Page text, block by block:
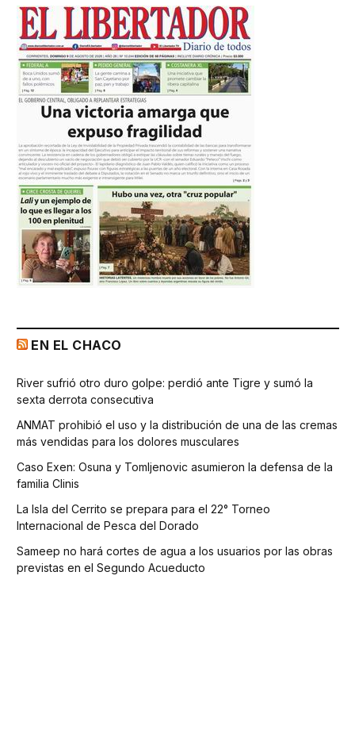
EN EL CHACO
River sufrió otro duro golpe: perdió ante Tigre y sumó la
sexta derrota consecutiva
ANMAT prohibió el uso y la distribución de una de las cremas
más vendidas para los dolores musculares
Caso Exen: Osuna y Tomljenovic asumieron la defensa de la
familia Clinis
La Isla del Cerrito se prepara para el 22° Torneo
Internacional de Pesca del Dorado
Sameep no hará cortes de agua a los usuarios por las obras
previstas en el Segundo Acueducto